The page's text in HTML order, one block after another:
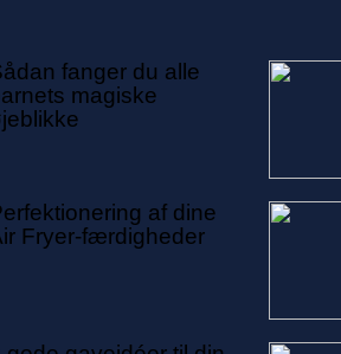
fanger du alle
magiske
af dine
Fryer-færdigheder